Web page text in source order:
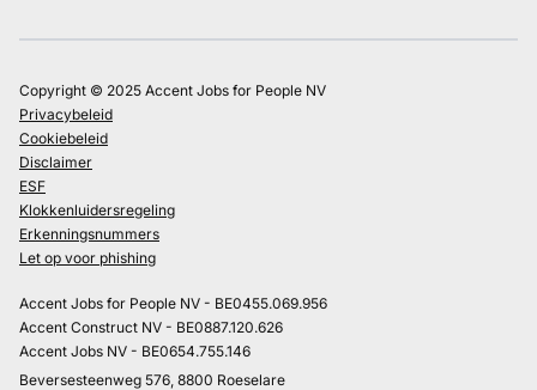
Copyright © 2025 Accent Jobs for People NV
Privacybeleid
Cookiebeleid
Disclaimer
ESF
Klokkenluidersregeling
Erkenningsnummers
Let op voor phishing
Accent Jobs for People NV - BE0455.069.956
Accent Construct NV - BE0887.120.626
Accent Jobs NV - BE0654.755.146
Beversesteenweg 576, 8800 Roeselare